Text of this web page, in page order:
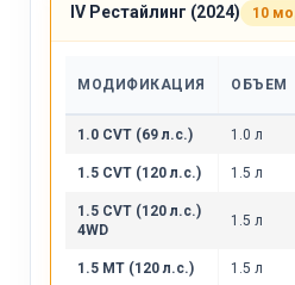
IV Рестайлинг (2024) 10
МОДИФИКАЦИЯ ОБЪЕМ
1.0 CVT (69 л.с.) 1.0 л
1.5 CVT (120 л.с.) 1.5 л
1.5 CVT (120 л.с.)
4WD
1.5 л
1.5 MT (120 л.с.) 1.5 л